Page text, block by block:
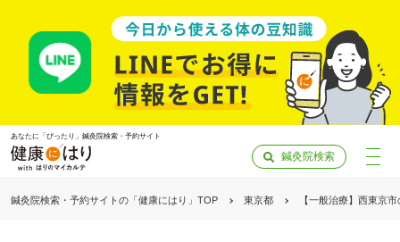
あなたに「ぴったり」鍼灸院検索・予約サイト
鍼灸院検索
鍼灸院検索・予約サイトの「健康にはり」TOP 東京都 【一般治療】西東京